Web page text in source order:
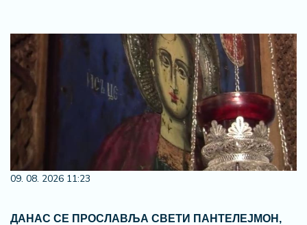
09. 08. 2026 11:23
ДАНАС СЕ ПРОСЛАВЉА СВЕТИ ПАНТЕЛЕЈМОН,